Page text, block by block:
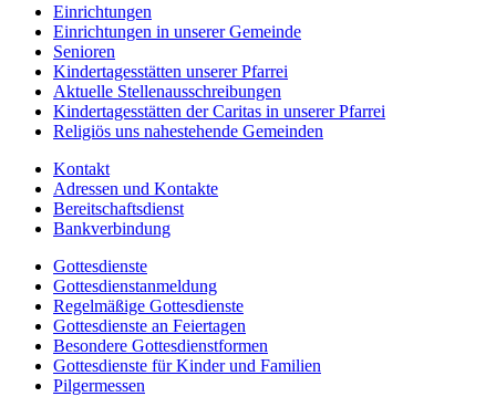
Einrichtungen
Einrichtungen in unserer Gemeinde
Senioren
Kindertagesstätten unserer Pfarrei
Aktuelle Stellenausschreibungen
Kindertagesstätten der Caritas in unserer Pfarrei
Religiös uns nahestehende Gemeinden
Kontakt
Adressen und Kontakte
Bereitschaftsdienst
Bankverbindung
Gottesdienste
Gottesdienstanmeldung
Regelmäßige Gottesdienste
Gottesdienste an Feiertagen
Besondere Gottesdienstformen
Gottesdienste für Kinder und Familien
Pilgermessen